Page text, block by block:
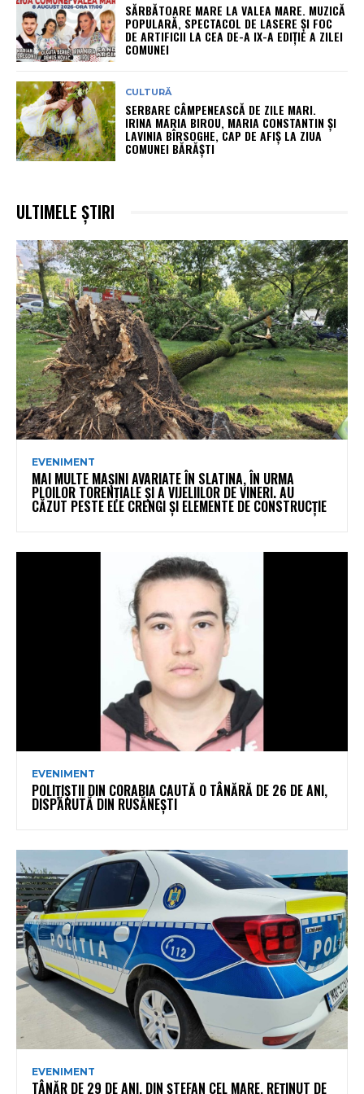
SĂRBĂTOARE MARE LA VALEA MARE. MUZICĂ
POPULARĂ, SPECTACOL DE LASERE ȘI FOC
DE ARTIFICII LA CEA DE-A IX-A EDIȚIE A ZILEI
COMUNEI
CULTURĂ
SERBARE CÂMPENEASCĂ DE ZILE MARI.
IRINA MARIA BIROU, MARIA CONSTANTIN ȘI
LAVINIA BÎRSOGHE, CAP DE AFIȘ LA ZIUA
COMUNEI BĂRĂȘTI
ULTIMELE ȘTIRI
EVENIMENT
MAI MULTE MAȘINI AVARIATE ÎN SLATINA, ÎN URMA
PLOILOR TORENȚIALE ȘI A VIJELIILOR DE VINERI. AU
CĂZUT PESTE ELE CRENGI ȘI ELEMENTE DE CONSTRUCȚIE
EVENIMENT
POLIȚIȘTII DIN CORABIA CAUTĂ O TÂNĂRĂ DE 26 DE ANI,
DISPĂRUTĂ DIN RUSĂNEȘTI
EVENIMENT
TÂNĂR DE 29 DE ANI, DIN ȘTEFAN CEL MARE, REȚINUT DE